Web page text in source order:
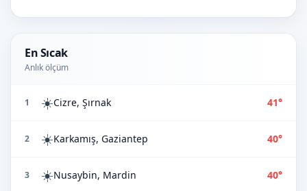
En Sıcak
Anlık ölçüm
1 ☀️Cizre, Şırnak 41°
2 ☀️Karkamış, Gaziantep 40°
3 ☀️Nusaybin, Mardin 40°